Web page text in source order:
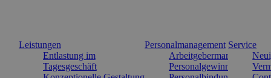
Leistungen
Entlastung im
Tagesgeschäft
Personalmanagement
Arbeitgebermarke
Personalgewinnung
Service